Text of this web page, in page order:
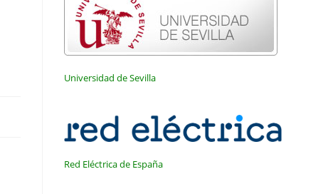
Universidad de Sevilla
Red Eléctrica de España